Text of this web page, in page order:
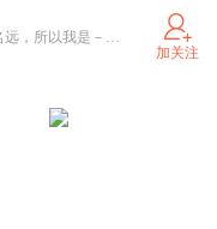
我有两个可爱的儿子，一名轩，一名远，所以我是－木子轩远！喜马拉雅认证优质主播。VX lihao302684
加关注